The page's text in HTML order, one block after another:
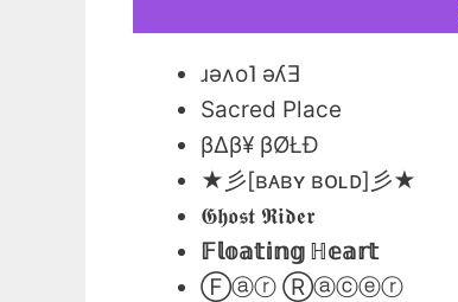
ɹǝʌo˥ ǝʎƎ
Sacred Place
βΔβ¥ βØŁĐ
★彡[ʙᴀʙʏ ʙᴏʟᴅ]彡★
𝕲𝖍𝖔𝖘𝖙 𝕽𝖎𝖉𝖊𝖗
𝔽𝕝𝕠𝕒𝕥𝕚𝕟𝕘 ℍ𝕖𝕒𝕣𝕥
Ⓕⓐⓡ Ⓡⓐⓒⓔⓡ